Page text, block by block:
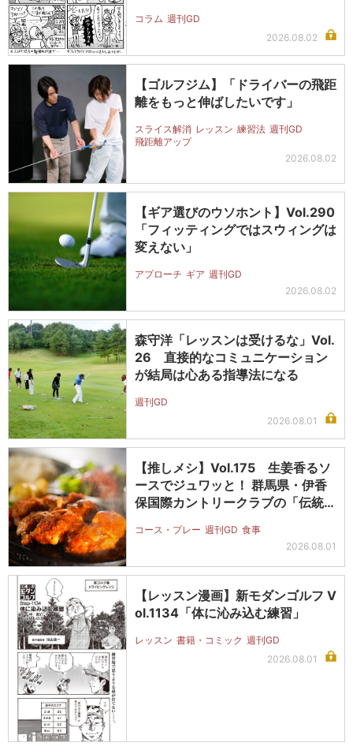
コラム 週刊GD
2026.08.02
【ゴルフジム】「ドライバーの飛距
離をもっと伸ばしたいです」
スライス解消 レッスン 練習法 週刊GD
飛距離アップ
2026.08.02
【ギア選びのウソホント】Vol.290
「フィッティングではスウィングは
変えない」
アプローチ ギア 週刊GD
2026.08.02
森守洋「レッスンは受けるな」Vol.
26 直接的なコミュニケーション
が結局は心ある指導法になる
週刊GD
2026.08.01
【推しメシ】Vol.175 生姜香るソ
ースでジュワッと！ 群馬県・伊香
保国際カントリークラブの「伝統…
コース・プレー 週刊GD 食事
2026.08.01
【レッスン漫画】新モダンゴルフ V
ol.1134「体に沁み込む練習」
レッスン 書籍・コミック 週刊GD
2026.08.01